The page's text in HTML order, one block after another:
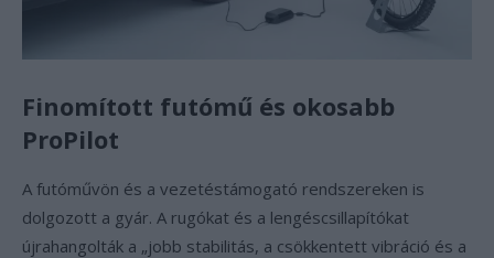
Finomított futómű és okosabb
ProPilot
A futóművön és a vezetéstámogató rendszereken is
dolgozott a gyár. A rugókat és a lengéscsillapítókat
újrahangolták a „jobb stabilitás, a csökkentett vibráció és a